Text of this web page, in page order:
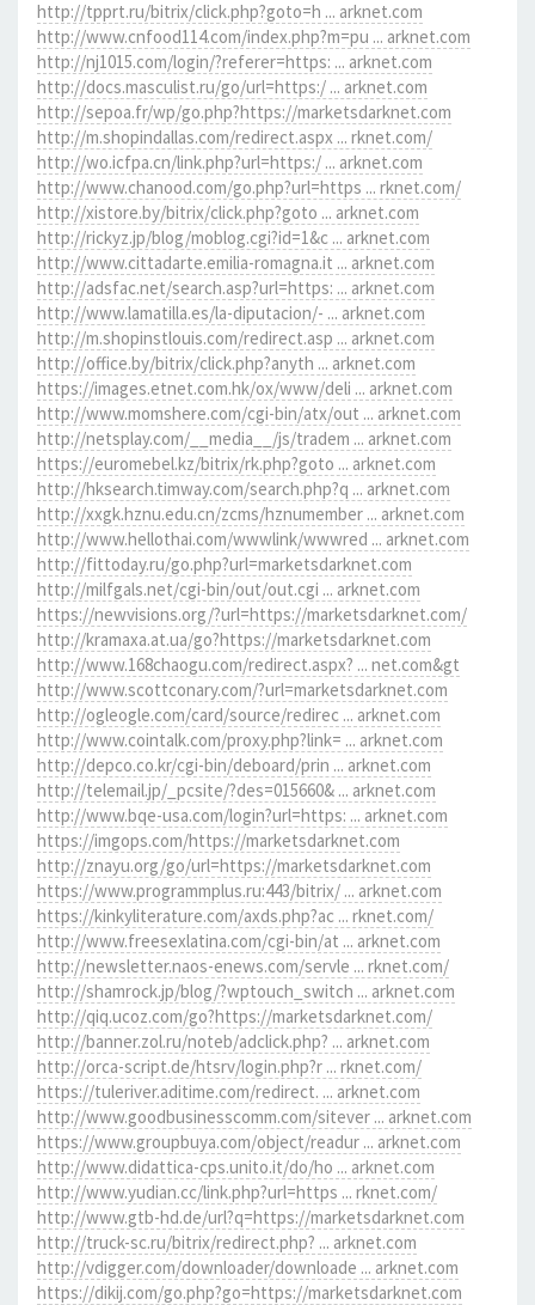
http://tpprt.ru/bitrix/click.php?goto=h ... arknet.com
http://www.cnfood114.com/index.php?m=pu ... arknet.com
http://nj1015.com/login/?referer=https: ... arknet.com
http://docs.masculist.ru/go/url=https:/ ... arknet.com
http://sepoa.fr/wp/go.php?https://marketsdarknet.com
http://m.shopindallas.com/redirect.aspx ... rknet.com/
http://wo.icfpa.cn/link.php?url=https:/ ... arknet.com
http://www.chanood.com/go.php?url=https ... rknet.com/
http://xistore.by/bitrix/click.php?goto ... arknet.com
http://rickyz.jp/blog/moblog.cgi?id=1&c ... arknet.com
http://www.cittadarte.emilia-romagna.it ... arknet.com
http://adsfac.net/search.asp?url=https: ... arknet.com
http://www.lamatilla.es/la-diputacion/- ... arknet.com
http://m.shopinstlouis.com/redirect.asp ... arknet.com
http://office.by/bitrix/click.php?anyth ... arknet.com
https://images.etnet.com.hk/ox/www/deli ... arknet.com
http://www.momshere.com/cgi-bin/atx/out ... arknet.com
http://netsplay.com/__media__/js/tradem ... arknet.com
https://euromebel.kz/bitrix/rk.php?goto ... arknet.com
http://hksearch.timway.com/search.php?q ... arknet.com
http://xxgk.hznu.edu.cn/zcms/hznumember ... arknet.com
http://www.hellothai.com/wwwlink/wwwred ... arknet.com
http://fittoday.ru/go.php?url=marketsdarknet.com
http://milfgals.net/cgi-bin/out/out.cgi ... arknet.com
https://newvisions.org/?url=https://marketsdarknet.com/
http://kramaxa.at.ua/go?https://marketsdarknet.com
http://www.168chaogu.com/redirect.aspx? ... net.com&gt
http://www.scottconary.com/?url=marketsdarknet.com
http://ogleogle.com/card/source/redirec ... arknet.com
http://www.cointalk.com/proxy.php?link= ... arknet.com
http://depco.co.kr/cgi-bin/deboard/prin ... arknet.com
http://telemail.jp/_pcsite/?des=015660& ... arknet.com
http://www.bqe-usa.com/login?url=https: ... arknet.com
https://imgops.com/https://marketsdarknet.com
http://znayu.org/go/url=https://marketsdarknet.com
https://www.programmplus.ru:443/bitrix/ ... arknet.com
https://kinkyliterature.com/axds.php?ac ... rknet.com/
http://www.freesexlatina.com/cgi-bin/at ... arknet.com
http://newsletter.naos-enews.com/servle ... rknet.com/
http://shamrock.jp/blog/?wptouch_switch ... arknet.com
http://qiq.ucoz.com/go?https://marketsdarknet.com/
http://banner.zol.ru/noteb/adclick.php? ... arknet.com
http://orca-script.de/htsrv/login.php?r ... rknet.com/
https://tuleriver.aditime.com/redirect. ... arknet.com
http://www.goodbusinesscomm.com/sitever ... arknet.com
https://www.groupbuya.com/object/readur ... arknet.com
http://www.didattica-cps.unito.it/do/ho ... arknet.com
http://www.yudian.cc/link.php?url=https ... rknet.com/
http://www.gtb-hd.de/url?q=https://marketsdarknet.com
http://truck-sc.ru/bitrix/redirect.php? ... arknet.com
http://vdigger.com/downloader/downloade ... arknet.com
https://dikij.com/go.php?go=https://marketsdarknet.com